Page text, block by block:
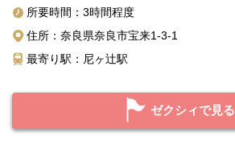
所要時間：3時間程度
住所：奈良県奈良市宝来1-3-1
最寄り駅：尼ヶ辻駅
ゼクシィで見る